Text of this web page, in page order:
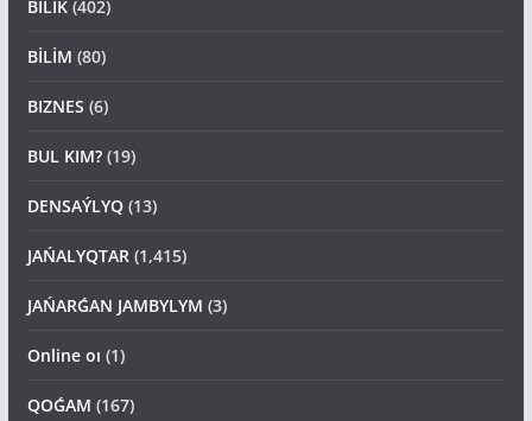
BILİK(402)
BİLİM (80)
BIZNES (6)
BUL KIM?(19)
DENSAÝLYQ(13)
JAŃALYQTAR (1,415)
JAŃARǴAN JAMBYLYM (3)
Online oı (1)
QOǴAM (167)